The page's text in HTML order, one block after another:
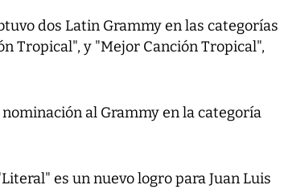
dos Latin Grammy en las categorías
Tropical", y "Mejor Canción Tropical",
al Grammy en la categoría
es un nuevo logro para Juan Luis